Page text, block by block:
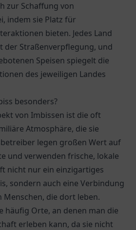
zur Schaffung von
indem sie Platz für
bieten. Jedes Land
der Straßenverpflegung, und
Speisen spiegelt die
des jeweiligen Landes
besonders?
von Imbissen ist die oft
Atmosphäre, die sie
legen großen Wert auf
und verwenden frische, lokale
nicht nur ein einzigartiges
sondern auch eine Verbindung
Menschen, die dort leben.
häufig Orte, an denen man die
erleben kann, da sie nicht